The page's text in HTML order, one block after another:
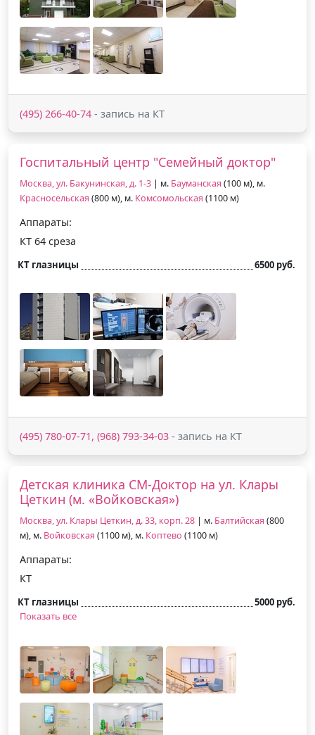
(495) 266-40-74 - запись на КТ
Госпитальный центр "Семейный доктор"
Москва, ул. Бакунинская, д. 1-3 | м. Бауманская (100 м), м.
Красносельская (800 м), м. Комсомольская (1100 м)
Аппараты:
КТ 64 среза
КТ глазницы 6500 руб.
(495) 780-07-71, (968) 793-34-03 - запись на КТ
Детская клиника СМ-Доктор на ул. Клары
Цеткин (м. «Войковская»)
Москва, ул. Клары Цеткин, д. 33, корп. 28 | м. Балтийская (800
м), м. Войковская (1100 м), м. Коптево (1100 м)
Аппараты:
КТ
КТ глазницы
5000 руб.
Показать все